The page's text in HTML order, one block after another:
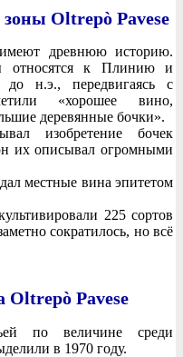
Oltrepò Pavese
древнюю историю.
относятся к Плинию и
н.э., передвигаясь с
«хорошее вино,
деревянные бочки».
изобретение бочек
их описывал огромными
местные вина эпитетом
225 сортов
сократилось, но всё
Oltrepò Pavese
по величине среди
в 1970 году.